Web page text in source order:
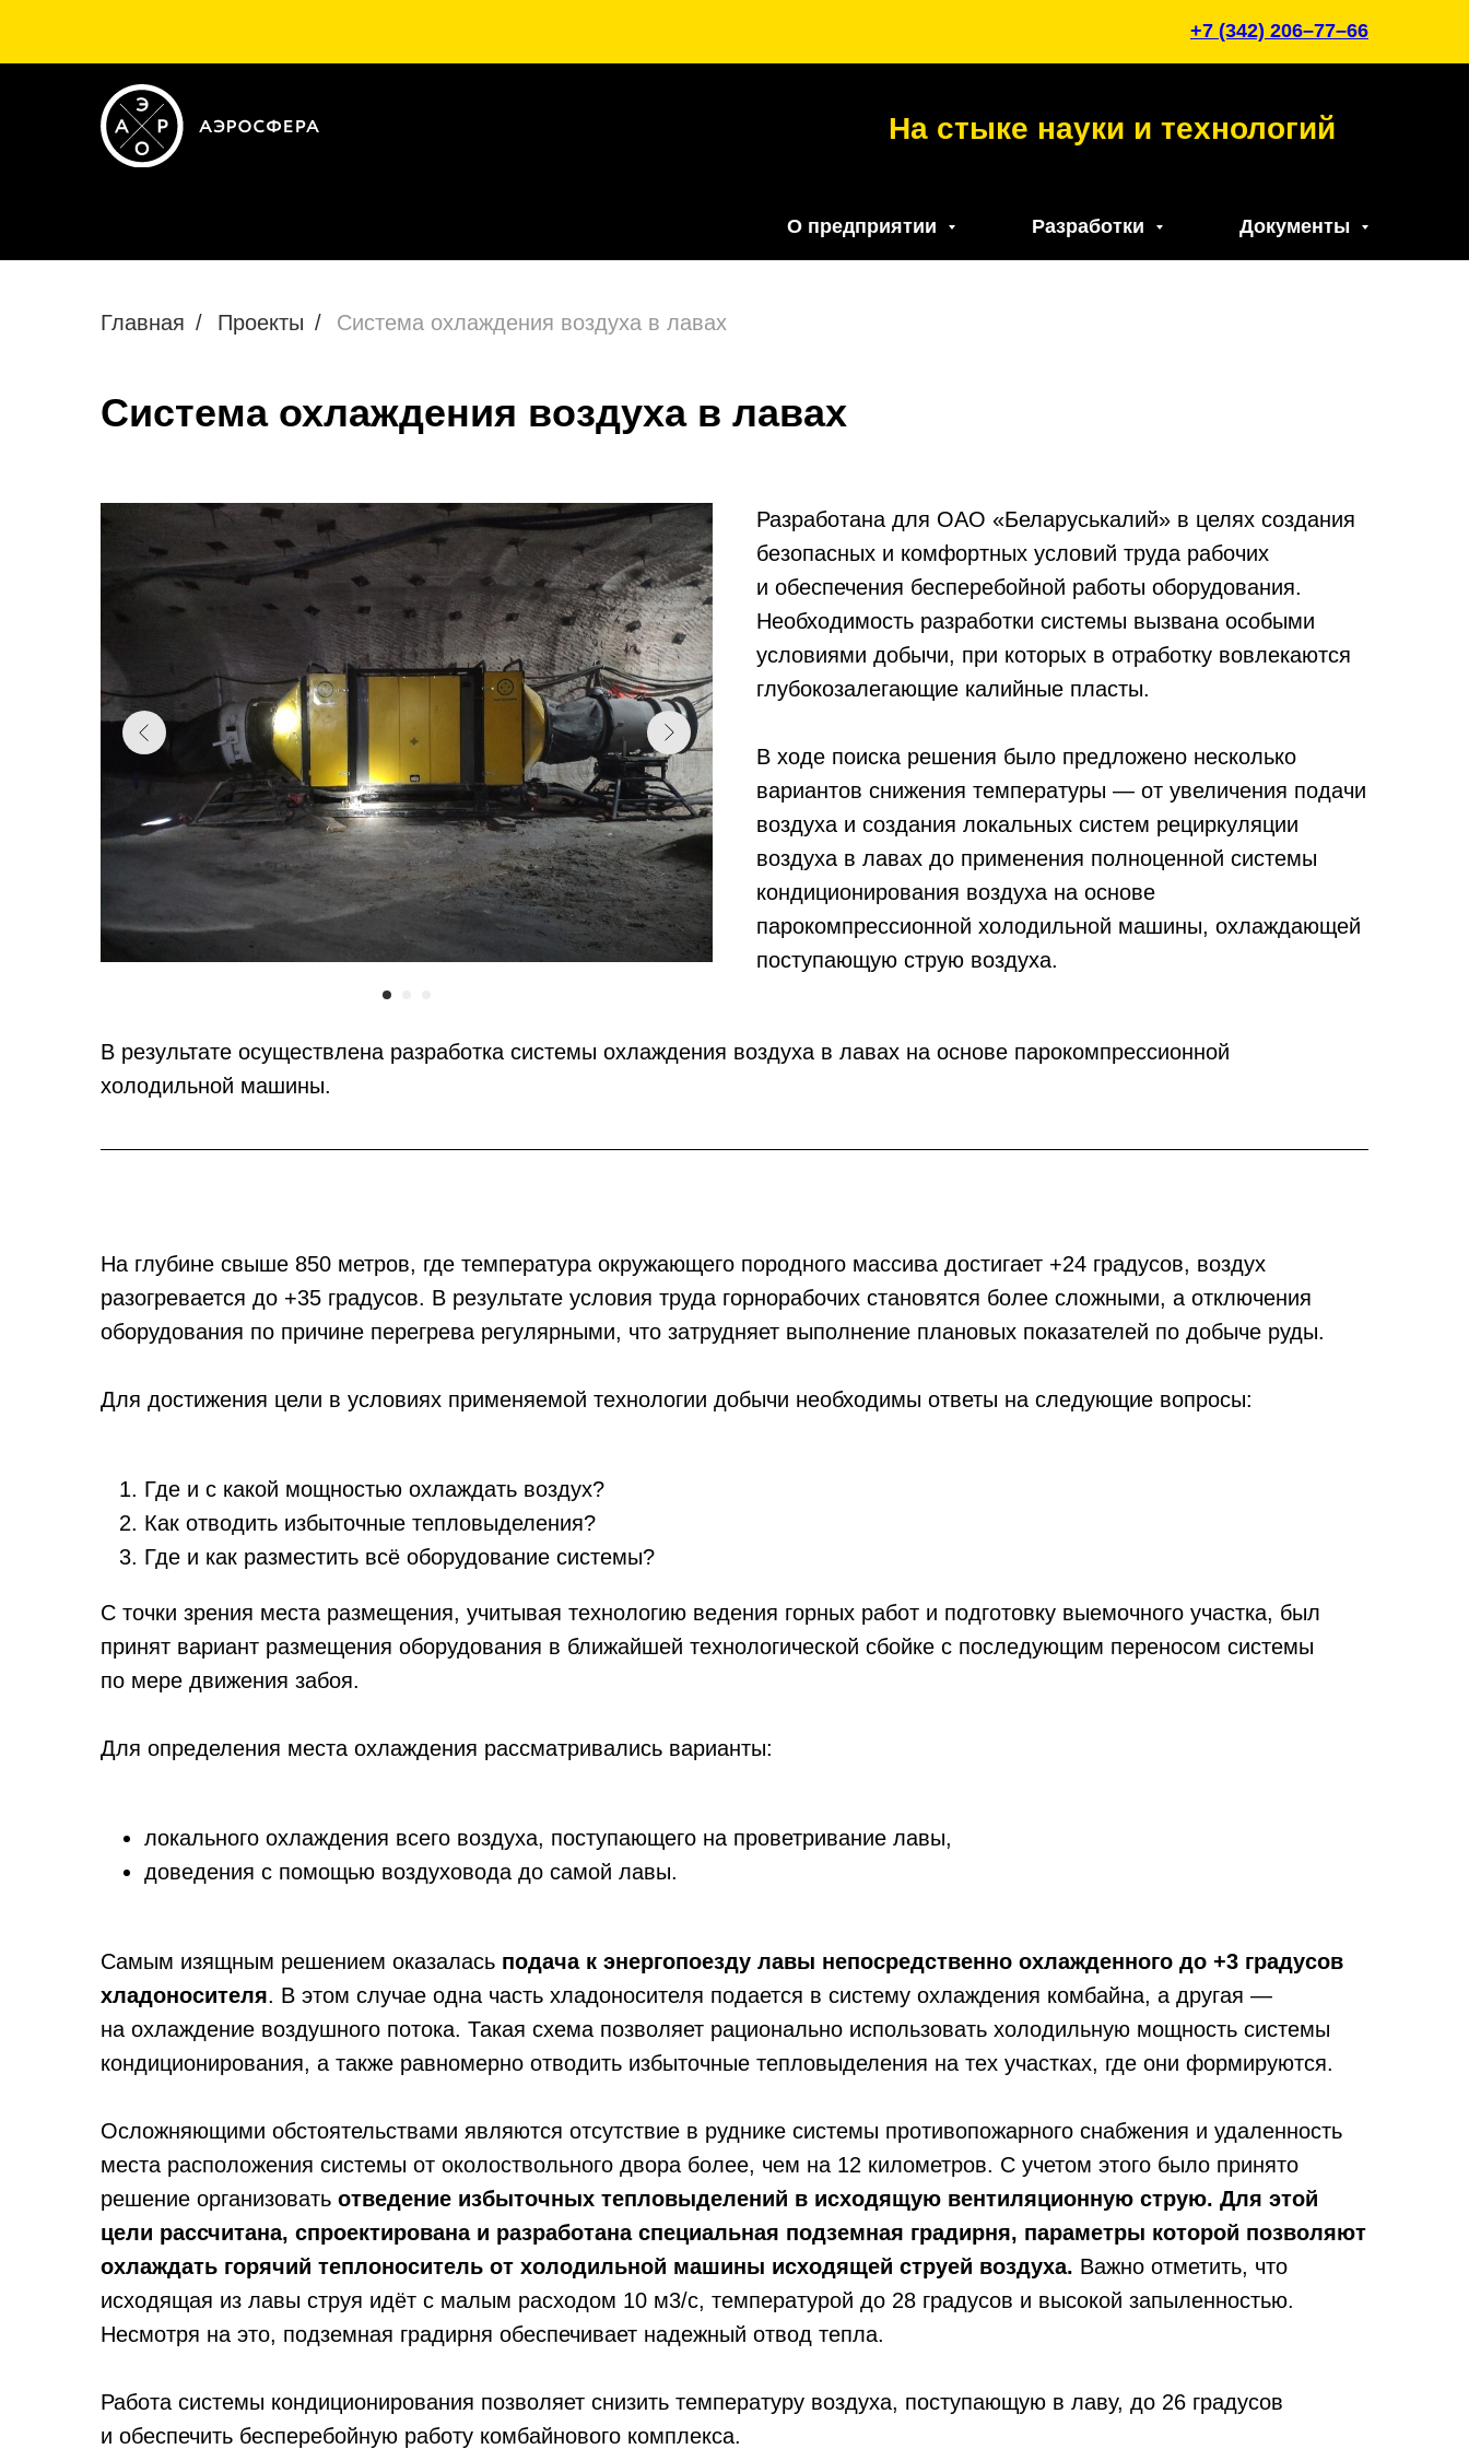
+7 (342) 206–77–66
На стыке науки и технологий
О предприятии Разработки Документы
Главная / Проекты / Система охлаждения воздуха в лавах
Система охлаждения воздуха в лавах
Разработана для ОАО «Беларуськалий» в целях создания
безопасных и комфортных условий труда рабочих
и обеспечения бесперебойной работы оборудования.
Необходимость разработки системы вызвана особыми
условиями добычи, при которых в отработку вовлекаются
глубокозалегающие калийные пласты.
В ходе поиска решения было предложено несколько
вариантов снижения температуры — от увеличения подачи
воздуха и создания локальных систем рециркуляции
воздуха в лавах до применения полноценной системы
кондиционирования воздуха на основе
парокомпрессионной холодильной машины, охлаждающей
поступающую струю воздуха.
В результате осуществлена разработка системы охлаждения воздуха в лавах на основе парокомпрессионной
холодильной машины.
На глубине свыше 850 метров, где температура окружающего породного массива достигает +24 градусов, воздух
разогревается до +35 градусов. В результате условия труда горнорабочих становятся более сложными, а отключения
оборудования по причине перегрева регулярными, что затрудняет выполнение плановых показателей по добыче руды.
Для достижения цели в условиях применяемой технологии добычи необходимы ответы на следующие вопросы:
Где и с какой мощностью охлаждать воздух?
Как отводить избыточные тепловыделения?
Где и как разместить всё оборудование системы?
С точки зрения места размещения, учитывая технологию ведения горных работ и подготовку выемочного участка, был
принят вариант размещения оборудования в ближайшей технологической сбойке с последующим переносом системы
по мере движения забоя.
Для определения места охлаждения рассматривались варианты:
локального охлаждения всего воздуха, поступающего на проветривание лавы,
доведения с помощью воздуховода до самой лавы.
Самым изящным решением оказалась подача к энергопоезду лавы непосредственно охлажденного до +3 градусов
хладоносителя. В этом случае одна часть хладоносителя подается в систему охлаждения комбайна, а другая —
на охлаждение воздушного потока. Такая схема позволяет рационально использовать холодильную мощность системы
кондиционирования, а также равномерно отводить избыточные тепловыделения на тех участках, где они формируются.
Осложняющими обстоятельствами являются отсутствие в руднике системы противопожарного снабжения и удаленность
места расположения системы от околоствольного двора более, чем на 12 километров. С учетом этого было принято
решение организовать отведение избыточных тепловыделений в исходящую вентиляционную струю. Для этой
цели рассчитана, спроектирована и разработана специальная подземная градирня, параметры которой позволяют
охлаждать горячий теплоноситель от холодильной машины исходящей струей воздуха. Важно отметить, что
исходящая из лавы струя идёт с малым расходом 10 м3/с, температурой до 28 градусов и высокой запыленностью.
Несмотря на это, подземная градирня обеспечивает надежный отвод тепла.
Работа системы кондиционирования позволяет снизить температуру воздуха, поступающую в лаву, до 26 градусов
и обеспечить бесперебойную работу комбайнового комплекса.